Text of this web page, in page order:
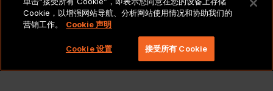
版权所有 2026 北京莱博智环球科技有限公司。保留所有
权利。
Cookie，以增强网站导航、分析网站使用情况和协助我们的
营销工作。
Cookie 声明
Cookie 设置 接受所有 Cookie